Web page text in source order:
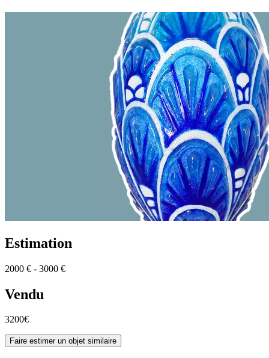
Estimation
2000 € - 3000 €
Vendu
3200€
Faire estimer un objet similaire